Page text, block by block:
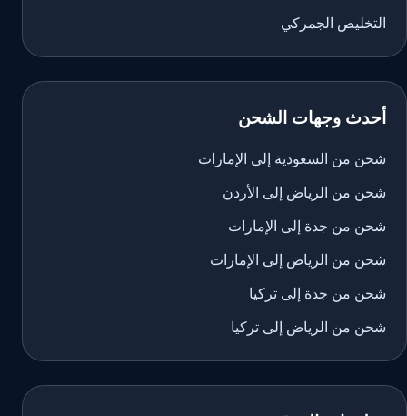
التخليص الجمركي
أحدث وجهات الشحن
شحن من السعودية إلى الإمارات
شحن من الرياض إلى الأردن
شحن من جدة إلى الإمارات
شحن من الرياض إلى الإمارات
شحن من جدة إلى تركيا
شحن من الرياض إلى تركيا